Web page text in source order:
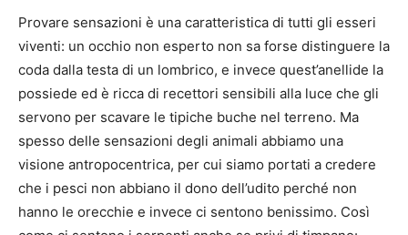
Provare sensazioni è una caratteristica di tutti gli esseri
viventi: un occhio non esperto non sa forse distinguere la
coda dalla testa di un lombrico, e invece quest’anellide la
possiede ed è ricca di recettori sensibili alla luce che gli
servono per scavare le tipiche buche nel terreno. Ma
spesso delle sensazioni degli animali abbiamo una
visione antropocentrica, per cui siamo portati a credere
che i pesci non abbiano il dono dell’udito perché non
hanno le orecchie e invece ci sentono benissimo. Così